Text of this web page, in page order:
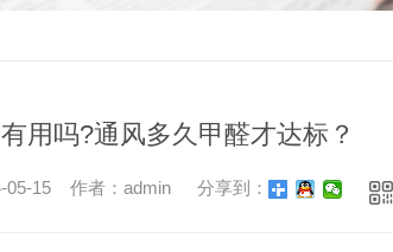
用吗?通风多久甲醛才达标？
05-15 作者：admin 分享到：